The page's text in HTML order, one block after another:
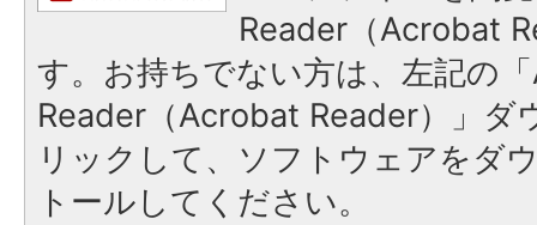
Reader（Acrobat
す。お持ちでない方は、左記の
Reader（Acrobat Reader）」ダ
リックして、ソフトウェアをダ
トールしてください。